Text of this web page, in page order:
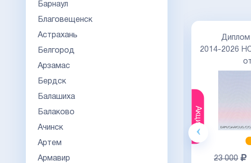
Барнаул
Благовещенск
Астрахань
Белгород
Арзамас
Бердск
Балашиха
Балаково
Ачинск
Артем
Армавир
Акция
Диплом специалиста 2014-2026
НОВОГО ОБРАЗЦА
23000
Акция
Диплом
2014-2026
23 000